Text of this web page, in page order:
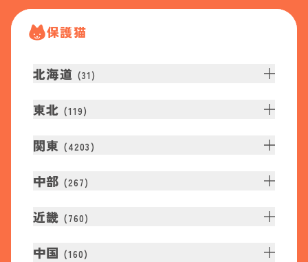
保護猫
北海道 (31 )
東北 (119)
関東 (4203 )
中部 (267)
近畿 (760)
中国 (160)